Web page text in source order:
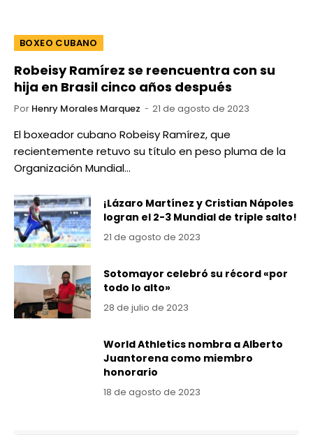
BOXEO CUBANO
Robeisy Ramírez se reencuentra con su
hija en Brasil cinco años después
Por Henry Morales Marquez 21 de agosto de 2023
El boxeador cubano Robeisy Ramírez, que
recientemente retuvo su título en peso pluma de la
Organización Mundial…
¡Lázaro Martínez y Cristian Nápoles
logran el 2-3 Mundial de triple salto!
21 de agosto de 2023
Sotomayor celebró su récord «por
todo lo alto»
28 de julio de 2023
World Athletics nombra a Alberto
Juantorena como miembro
honorario
18 de agosto de 2023